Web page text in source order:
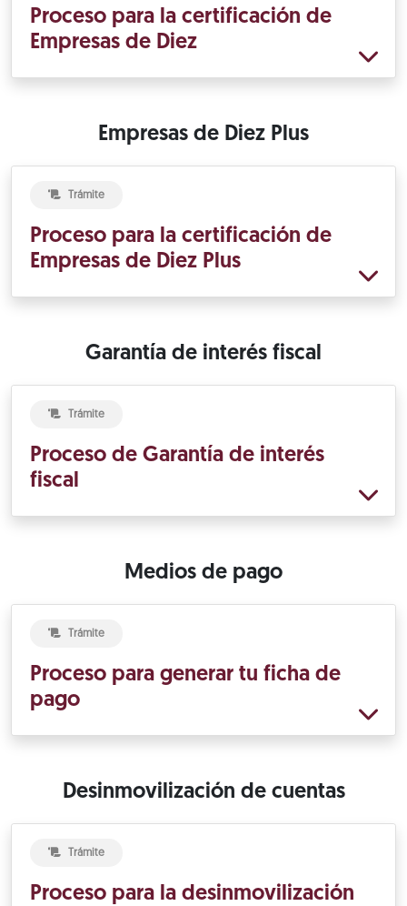
Proceso para la certificación de
Empresas de Diez
Empresas de Diez Plus
Trámite
Proceso para la certificación de
Empresas de Diez Plus
Garantía de interés fiscal
Trámite
Proceso de Garantía de interés
fiscal
Medios de pago
Trámite
Proceso para generar tu ficha de
pago
Desinmovilización de cuentas
Trámite
Proceso para la desinmovilización